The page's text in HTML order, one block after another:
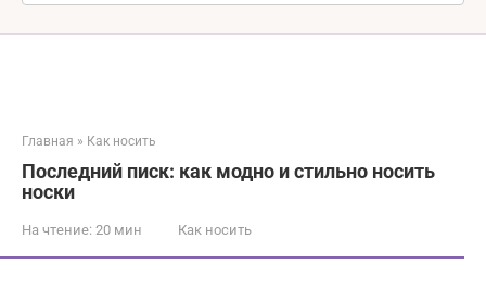
Главная » Как носить
Последний писк: как модно и стильно носить
носки
На чтение: 20 мин Как носить